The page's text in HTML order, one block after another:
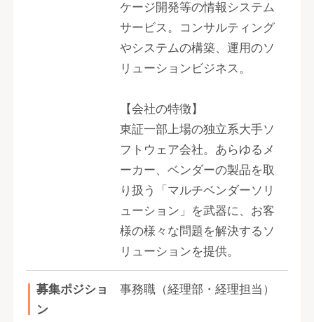
ケージ開発等の情報システム
サービス。コンサルティング
やシステムの構築、運用のソ
リューションビジネス。
【会社の特徴】
東証一部上場の独立系大手ソ
フトウェア会社。あらゆるメ
ーカー、ベンダーの製品を取
り扱う「マルチベンダーソリ
ューション」を武器に、お客
様の様々な問題を解決するソ
リューションを提供。
募集ポジショ
ン
事務職（経理部・経理担当）